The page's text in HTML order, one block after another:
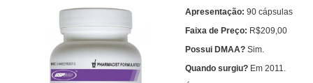
Apresentação: 90 cápsulas
Faixa de Preço: R$209,00
Possui DMAA? Sim.
Quando surgiu? Em 2011.